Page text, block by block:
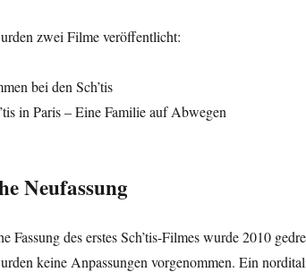
zwei Filme veröffentlicht:
bei den Sch’tis
in Paris – Eine Familie auf Abwegen
Neufassung
Fassung des erstes Sch’tis-Filmes wurde 2010
keine Anpassungen vorgenommen. Ein